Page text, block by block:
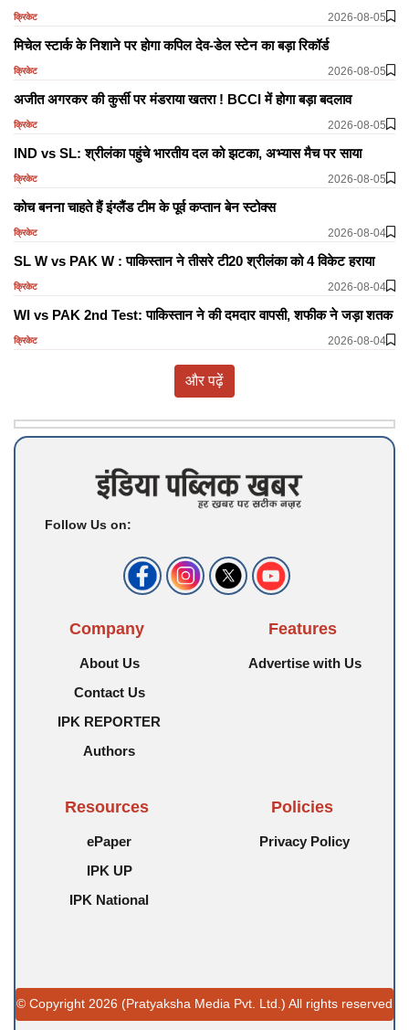
क्रिकेट 2026-08-05
मिचेल स्टार्क के निशाने पर होगा कपिल देव-डेल स्टेन का बड़ा रिकॉर्ड
क्रिकेट 2026-08-05
अजीत अगरकर की कुर्सी पर मंडराया खतरा ! BCCI में होगा बड़ा बदलाव
क्रिकेट 2026-08-05
IND vs SL: श्रीलंका पहुंचे भारतीय दल को झटका, अभ्यास मैच पर साया
क्रिकेट 2026-08-05
कोच बनना चाहते हैं इंग्लैंड टीम के पूर्व कप्तान बेन स्टोक्स
क्रिकेट 2026-08-04
SL W vs PAK W : पाकिस्तान ने तीसरे टी20 श्रीलंका को 4 विकेट हराया
क्रिकेट 2026-08-04
WI vs PAK 2nd Test: पाकिस्तान ने की दमदार वापसी, शफीक ने जड़ा शतक
क्रिकेट 2026-08-04
और पढ़ें
Follow Us on:
Company
About Us
Contact Us
IPK REPORTER
Authors
Features
Advertise with Us
Resources
ePaper
IPK UP
IPK National
Policies
Privacy Policy
© Copyright 2026 (Pratyaksha Media Pvt. Ltd.) All rights reserved